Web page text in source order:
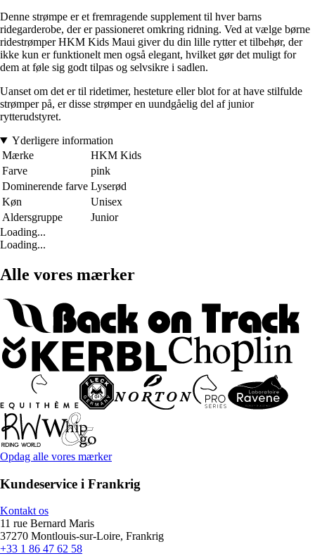
Denne strømpe er et fremragende supplement til hver barns
ridegarderobe, der er passioneret omkring ridning. Ved at vælge børne
ridestrømper HKM Kids Maui giver du din lille rytter et tilbehør, der
ikke kun er funktionelt men også elegant, hvilket gør det muligt for
dem at føle sig godt tilpas og selvsikre i sadlen.
Uanset om det er til ridetimer, hesteture eller blot for at have stilfulde
strømper på, er disse strømper en uundgåelig del af junior
rytterudstyret.
Yderligere information
Mærke
HKM Kids
Farve
pink
Dominerende farve Lyserød
Køn
Unisex
Aldersgruppe
Junior
Loading...
Loading...
Alle vores mærker
Opdag alle vores mærker
Kundeservice i Frankrig
Kontakt os
11 rue Bernard Maris
37270 Montlouis-sur-Loire, Frankrig
+33 1 86 47 62 58